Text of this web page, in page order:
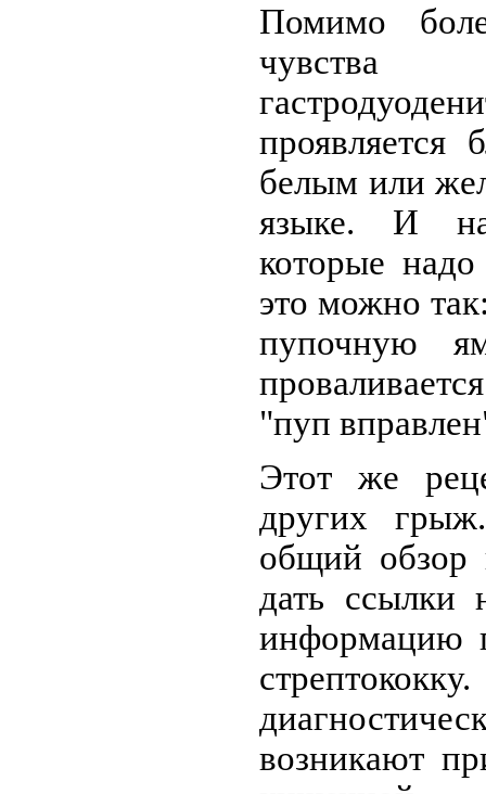
Помимо
чувства
проявляется
белым или
языке. И
которые
это можно
пупочную
"пуп
Этот же
других
общий обзор
дать ссылки
информацию
возникают